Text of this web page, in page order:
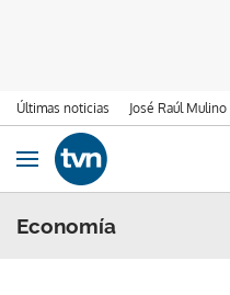
Últimas noticias José Raúl Mulino
Ir al contenido
Obrir navegació
Economía